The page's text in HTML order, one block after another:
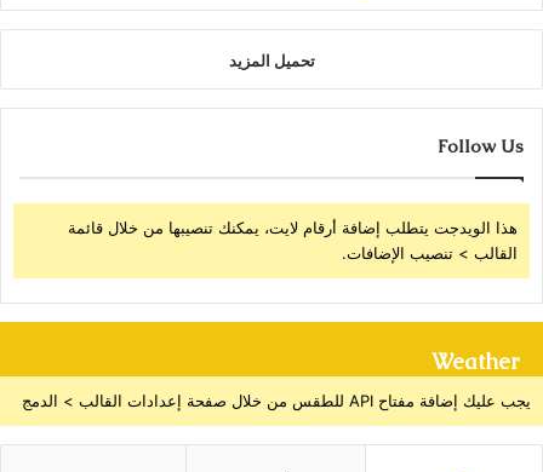
تحميل المزيد
Follow Us
هذا الويدجت يتطلب إضافة أرقام لايت، يمكنك تنصيبها من خلال قائمة
القالب > تنصيب الإضافات.
Weather
يجب عليك إضافة مفتاح API للطقس من خلال صفحة إعدادات القالب > الدمج